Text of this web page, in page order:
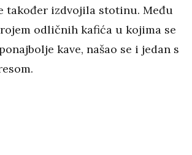
također izdvojila stotinu. Među
odličnih kafića u kojima se
kave, našao se i jedan s